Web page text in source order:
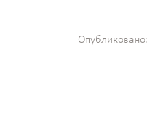
Опубликовано: